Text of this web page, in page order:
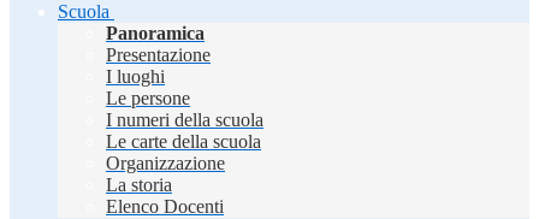
Scuola
Panoramica
Presentazione
I luoghi
Le persone
I numeri della scuola
Le carte della scuola
Organizzazione
La storia
Elenco Docenti